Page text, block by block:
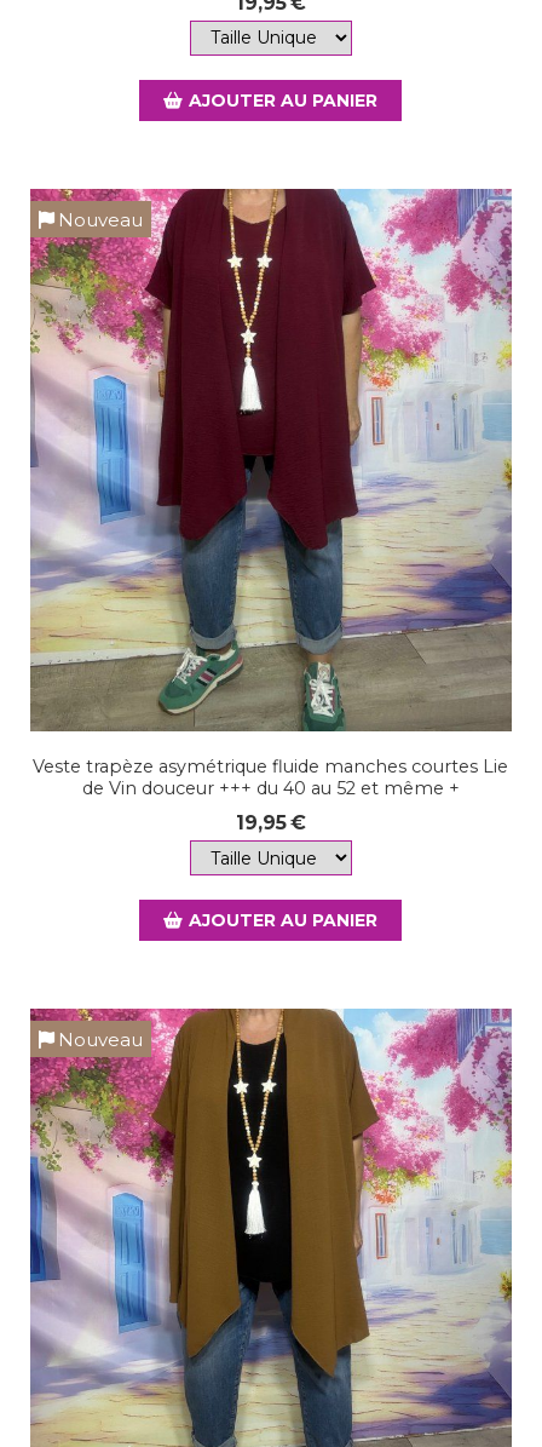
AJOUTER AU PANIER
Nouveau
Veste trapèze asymétrique fluide manches courtes Lie
de Vin douceur +++ du 40 au 52 et même +
19,95€
AJOUTER AU PANIER
Nouveau